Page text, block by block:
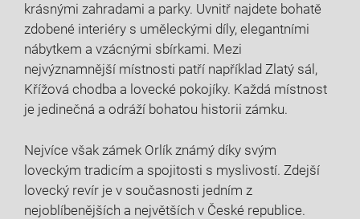
krásnými zahradami a parky. Uvnitř najdete bohatě
zdobené interiéry s uměleckými díly, elegantními
nábytkem a vzácnými sbírkami. Mezi
nejvýznamnější místnosti patří například Zlatý sál,
Křížová chodba a lovecké pokojíky. Každá místnost
je jedinečná a odráží bohatou historii zámku.
Nejvíce však zámek Orlík známý díky svým
loveckým tradicím a spojitosti s myslivostí. Zdejší
lovecký revír je v současnosti jedním z
nejoblíbenějších a největších v České republice.